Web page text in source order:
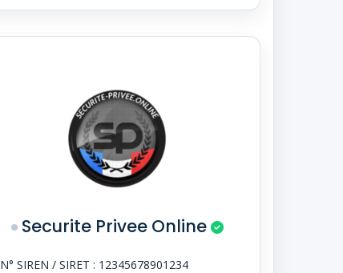
Securite Privee Online
N° SIREN / SIRET : 12345678901234